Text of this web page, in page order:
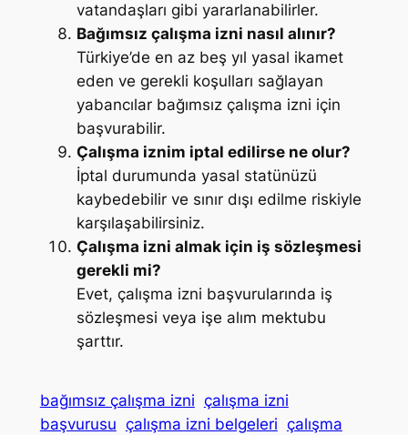
vatandaşları gibi yararlanabilirler.
Bağımsız çalışma izni nasıl alınır?
Türkiye’de en az beş yıl yasal ikamet
eden ve gerekli koşulları sağlayan
yabancılar bağımsız çalışma izni için
başvurabilir.
Çalışma iznim iptal edilirse ne olur?
İptal durumunda yasal statünüzü
kaybedebilir ve sınır dışı edilme riskiyle
karşılaşabilirsiniz.
Çalışma izni almak için iş sözleşmesi
gerekli mi?
Evet, çalışma izni başvurularında iş
sözleşmesi veya işe alım mektubu
şarttır.
bağımsız çalışma izni çalışma izni
başvurusu çalışma izni belgeleri çalışma